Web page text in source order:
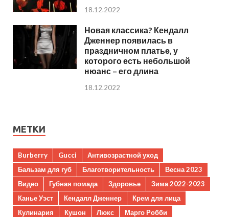
18.12.2022
Новая классика? Кендалл
Дженнер появилась в
праздничном платье, у
которого есть небольшой
нюанс – его длина
18.12.2022
МЕТКИ
Burberry Gucci
Антивозрастной уход
Бальзам для губ
Благотворительность
Весна 2023
Видео
Губная помада Здоровье
Зима 2022-2023
Канье Уэст
Кендалл Дженнер
Крем для лица
Кулинария
Кушон Люкс
Марго Робби